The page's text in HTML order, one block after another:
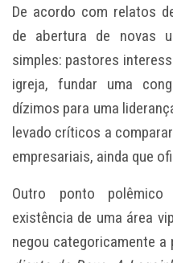
De acordo com relatos
de abertura de novas
simples: pastores
igreja, fundar uma
dízimos para uma
levado críticos a
empresariais, ainda que
Outro ponto
existência de uma área
negou categoricamente a